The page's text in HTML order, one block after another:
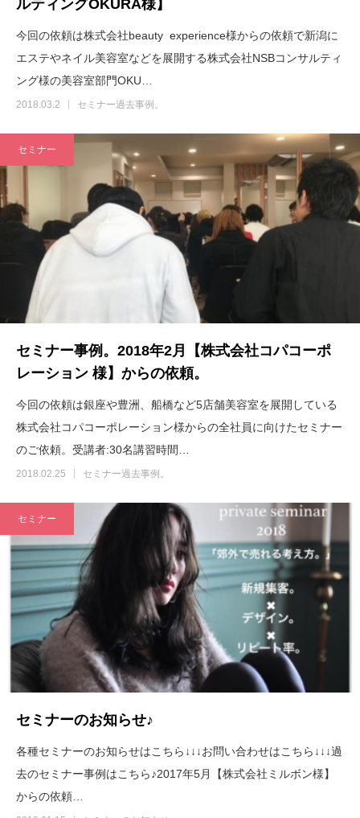
ルティングOKURA様】
今回の依頼は株式会社beauty experience様からの依頼で新潟に
エステやネイル美容室などを展開する株式会社NSBコンサルティ
ング様の美容室部門OKU…
2018.03.2 セミナー過去事例。
セミナー
セミナー事例。2018年2月【株式会社コパコーポ
レーション 様】からの依頼。
今回の依頼は銀座や豊洲、船橋など5店舗美容室を展開している
株式会社コパコーポレーション様からの全社員に向けたセミナー
のご依頼。受講者:30名講習時間…
2018.02.25 セミナー過去事例。
セミナー
セミナーのお知らせ♪
各種セミナーのお知らせはこちら↓↓↓お問い合わせはこちら↓↓↓過
去のセミナー事例はこちら♪2017年5月【株式会社ミルボン様】
からの依頼…